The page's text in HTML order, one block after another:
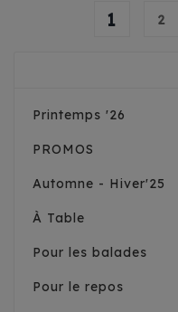
1 2
Printemps '26
PROMOS
Automne - Hiver'25
À Table
Pour les balades
Pour le repos